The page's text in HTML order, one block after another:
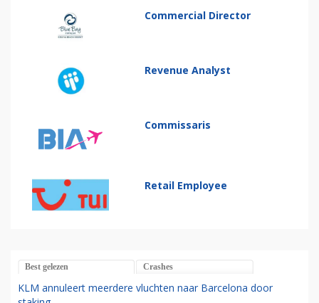
Commercial Director
Revenue Analyst
Commissaris
Retail Employee
Best gelezen Crashes
KLM annuleert meerdere vluchten naar Barcelona door